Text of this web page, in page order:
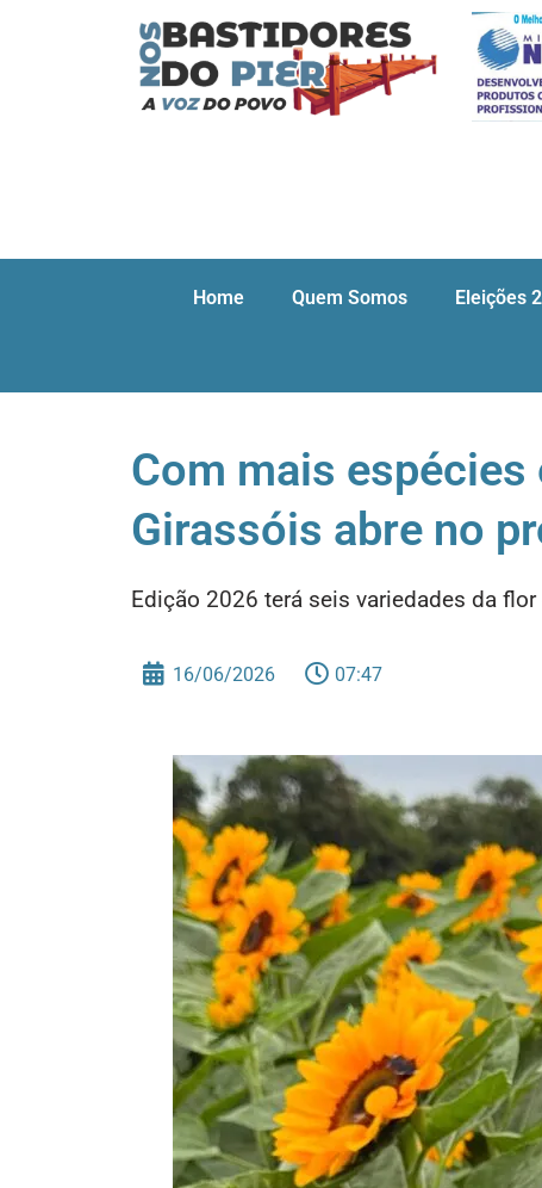
Home Quem Somos Eleições
Com mais
Girassóis abre no
Edição 2026 terá seis variedades da
16/06/2026 07:47